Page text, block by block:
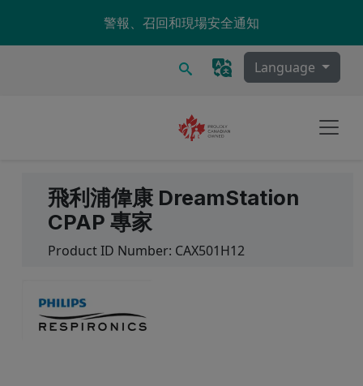
警報、召回和現場安全通知
搜尋 Language
飛利浦偉康 DreamStation
CPAP 專家
Product ID Number: CAX501H12